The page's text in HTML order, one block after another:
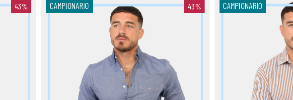
43% CAMPIONARIO 43% CAMPIONARIO